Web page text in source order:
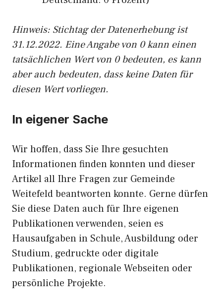
Hinweis: Stichtag der Datenerhebung ist
31.12.2022. Eine Angabe von 0 kann einen
tatsächlichen Wert von 0 bedeuten, es kann
aber auch bedeuten, dass keine Daten für
diesen Wert vorliegen.
In eigener Sache
Wir hoffen, dass Sie Ihre gesuchten
Informationen finden konnten und dieser
Artikel all Ihre Fragen zur Gemeinde
Weitefeld beantworten konnte. Gerne dürfen
Sie diese Daten auch für Ihre eigenen
Publikationen verwenden, seien es
Hausaufgaben in Schule, Ausbildung oder
Studium, gedruckte oder digitale
Publikationen, regionale Webseiten oder
persönliche Projekte.